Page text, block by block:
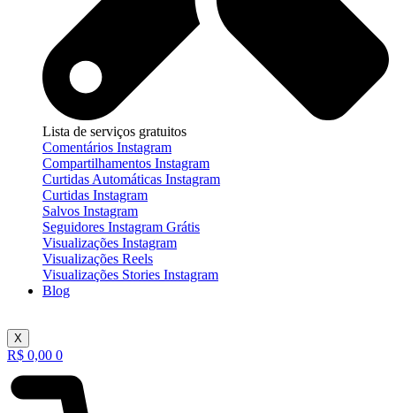
Lista de serviços gratuitos
Comentários Instagram
Compartilhamentos Instagram
Curtidas Automáticas Instagram
Curtidas Instagram
Salvos Instagram
Seguidores Instagram Grátis
Visualizações Instagram
Visualizações Reels
Visualizações Stories Instagram
Blog
X
R$ 0,00 0